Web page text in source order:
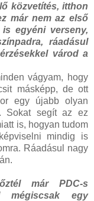
közvetítés, itthon
már nem az első
egyéni verseny,
ráadásul
várod a
vágyam, hogy
másképp, de ott
egy újabb olyan
Sokat segít az ez
is, hogyan tudom
mindig is
Ráadásul nagy
már PDC-s
mégiscsak egy